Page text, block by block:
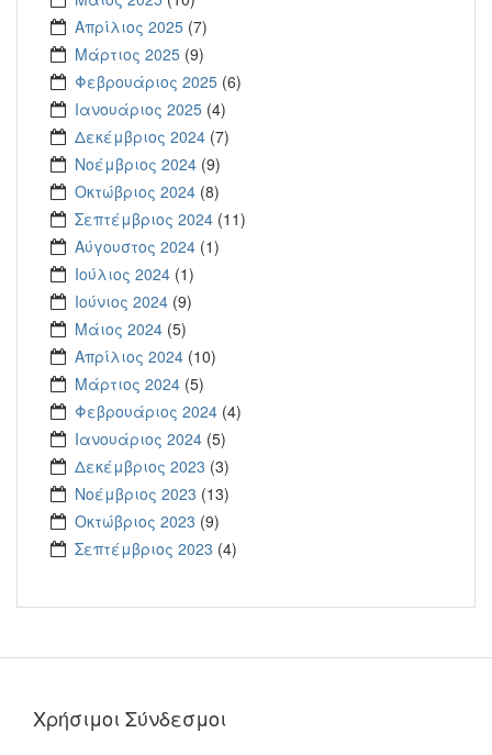
Απρίλιος 2025 (7)
Μάρτιος 2025 (9)
Φεβρουάριος 2025 (6)
Ιανουάριος 2025 (4)
Δεκέμβριος 2024 (7)
Νοέμβριος 2024 (9)
Οκτώβριος 2024 (8)
Σεπτέμβριος 2024 (11)
Αύγουστος 2024 (1)
Ιούλιος 2024 (1)
Ιούνιος 2024 (9)
Μάιος 2024 (5)
Απρίλιος 2024 (10)
Μάρτιος 2024 (5)
Φεβρουάριος 2024 (4)
Ιανουάριος 2024 (5)
Δεκέμβριος 2023 (3)
Νοέμβριος 2023 (13)
Οκτώβριος 2023 (9)
Σεπτέμβριος 2023 (4)
Χρήσιμοι Σύνδεσμοι